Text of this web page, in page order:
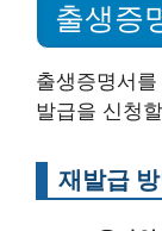
출생증
출생증명서
발급을 신청
재발급